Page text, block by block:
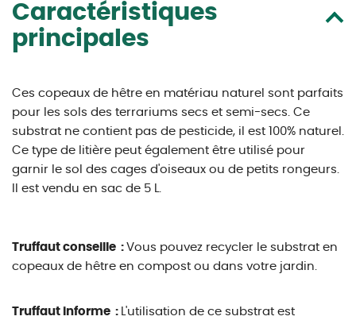
Caractéristiques
principales
Ces copeaux de hêtre en matériau naturel sont parfaits
pour les sols des terrariums secs et semi-secs. Ce
substrat ne contient pas de pesticide, il est 100% naturel.
Ce type de litière peut également être utilisé pour
garnir le sol des cages d'oiseaux ou de petits rongeurs.
Il est vendu en sac de 5 L.
Truffaut conseille : Vous pouvez recycler le substrat en
copeaux de hêtre en compost ou dans votre jardin.
Truffaut informe : L'utilisation de ce substrat est